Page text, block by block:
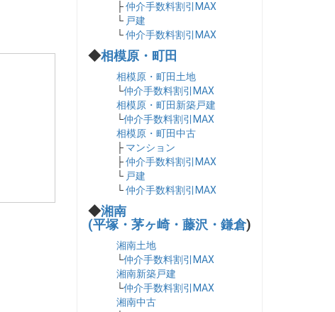
├仲介手数料割引MAX
└ 戸建
└仲介手数料割引MAX
◆相模原・町田
相模原・町田土地
└仲介手数料割引MAX
相模原・町田新築戸建
└仲介手数料割引MAX
相模原・町田中古
├ マンション
├仲介手数料割引MAX
└ 戸建
└仲介手数料割引MAX
◆湘南
(平塚・茅ヶ崎・藤沢・鎌倉)
湘南土地
└仲介手数料割引MAX
湘南新築戸建
└仲介手数料割引MAX
湘南中古